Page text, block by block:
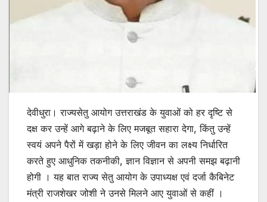
देवीधुरा। राज्यसेतु आयोग उत्तराखंड के युवाओं को हर दृष्टि से
दक्ष कर उन्हें आगे बढ़ाने के लिए मजबूत सहारा देगा, किंतु उन्हें
स्वयं अपने पैरों में खड़ा होने के लिए जीवन का लक्ष्य निर्धारित
करते हुए आधुनिक तकनीकी, ज्ञान विज्ञान से अपनी समझ बढ़ानी
होगी । यह बात राज्य सेतु आयोग के उपाध्यक्ष एवं दर्जा कैबिनेट
मंत्री राजशेखर जोशी ने उनसे मिलने आए युवाओं से कहीं ।